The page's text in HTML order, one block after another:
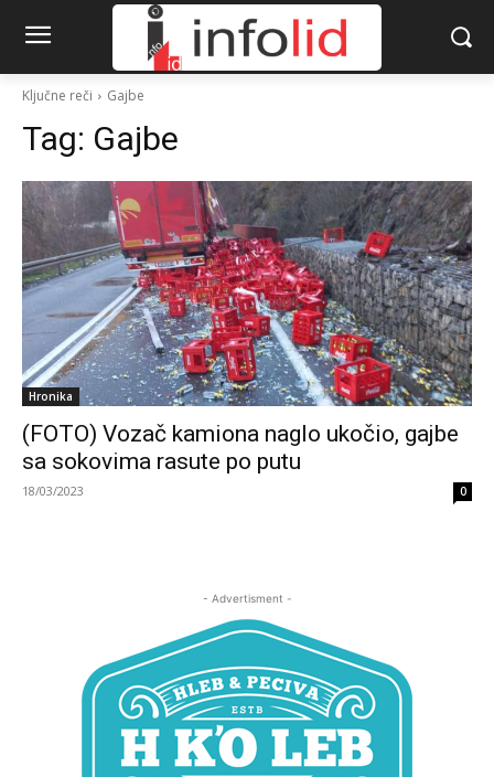
Ključne reči Gajbe
Tag: Gajbe
Hronika
(FOTO) Vozač kamiona naglo ukočio, gajbe
sa sokovima rasute po putu
18/03/2023 0
- Advertisment -